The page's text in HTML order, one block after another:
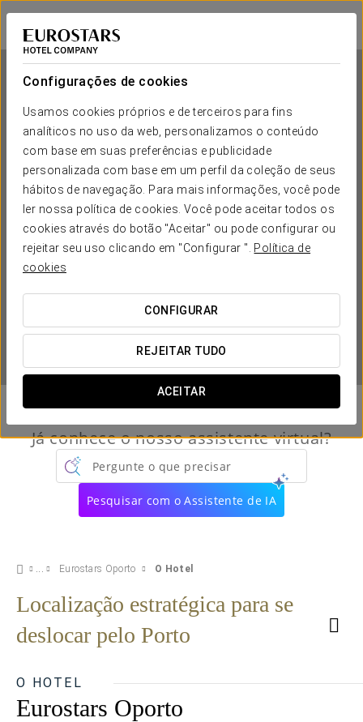
Configurações de cookies
Usamos cookies próprios e de terceiros para fins
analíticos no uso da web, personalizamos o conteúdo
com base em suas preferências e publicidade
personalizada com base em um perfil da coleção de seus
hábitos de navegação. Para mais informações, você pode
ler nossa política de cookies. Você pode aceitar todos os
cookies através do botão "Aceitar" ou pode configurar ou
rejeitar seu uso clicando em "Configurar ". Política de
cookies
CONFIGURAR
REJEITAR TUDO
ACEITAR
Eurostars Oporto
PORTO
Eurostars Oporto
PORTO
QUANDO QUER IR?
Já conhece o nosso assistente virtual?
Pergunte o que precisar
Pesquisar com o Assistente de IA
Eurostars Oporto O Hotel
Localização estratégica para se
deslocar pelo Porto
O HOTEL
Eurostars Oporto